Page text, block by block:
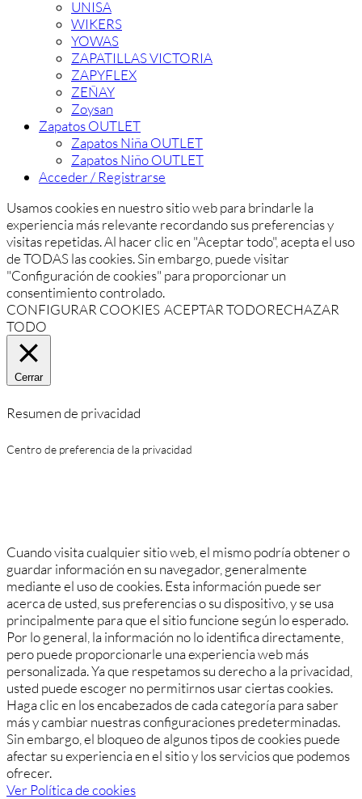
UNISA
WIKERS
YOWAS
ZAPATILLAS VICTORIA
ZAPYFLEX
ZEÑAY
Zoysan
Zapatos OUTLET
Zapatos Niña OUTLET
Zapatos Niño OUTLET
Acceder / Registrarse
Usamos cookies en nuestro sitio web para brindarle la
experiencia más relevante recordando sus preferencias y
visitas repetidas. Al hacer clic en "Aceptar todo", acepta el uso
de TODAS las cookies. Sin embargo, puede visitar
"Configuración de cookies" para proporcionar un
consentimiento controlado.
CONFIGURAR COOKIES ACEPTAR TODORECHAZAR
TODO
Cerrar
Resumen de privacidad
Centro de preferencia de la privacidad
Cuando visita cualquier sitio web, el mismo podría obtener o
guardar información en su navegador, generalmente
mediante el uso de cookies. Esta información puede ser
acerca de usted, sus preferencias o su dispositivo, y se usa
principalmente para que el sitio funcione según lo esperado.
Por lo general, la información no lo identifica directamente,
pero puede proporcionarle una experiencia web más
personalizada. Ya que respetamos su derecho a la privacidad,
usted puede escoger no permitirnos usar ciertas cookies.
Haga clic en los encabezados de cada categoría para saber
más y cambiar nuestras configuraciones predeterminadas.
Sin embargo, el bloqueo de algunos tipos de cookies puede
afectar su experiencia en el sitio y los servicios que podemos
ofrecer.
Ver Política de cookies